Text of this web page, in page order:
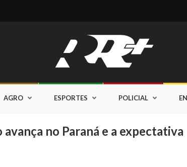
AGRO ESPORTES POLICIAL
no Paraná e a expectativa